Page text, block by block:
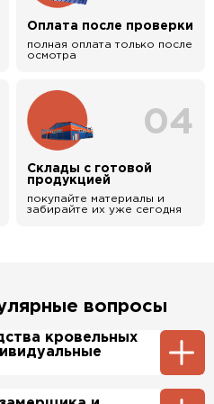
Оплата после проверки
полная оплата только после
осмотра
04
Склады с готовой
продукцией
покупайте материалы и
забирайте их уже сегодня
вопросы
кровельных